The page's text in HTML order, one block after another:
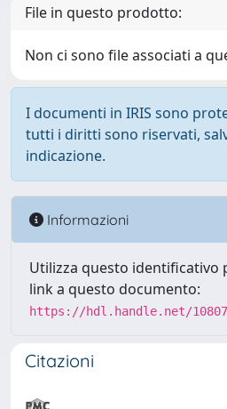
File in questo prodotto:
Non ci sono file associati a
I documenti in IRIS sono
tutti i diritti sono riservati,
indicazione.
Informazioni
Utilizza questo identificativo
link a questo documento:
https://hdl.handle.net/
Citazioni